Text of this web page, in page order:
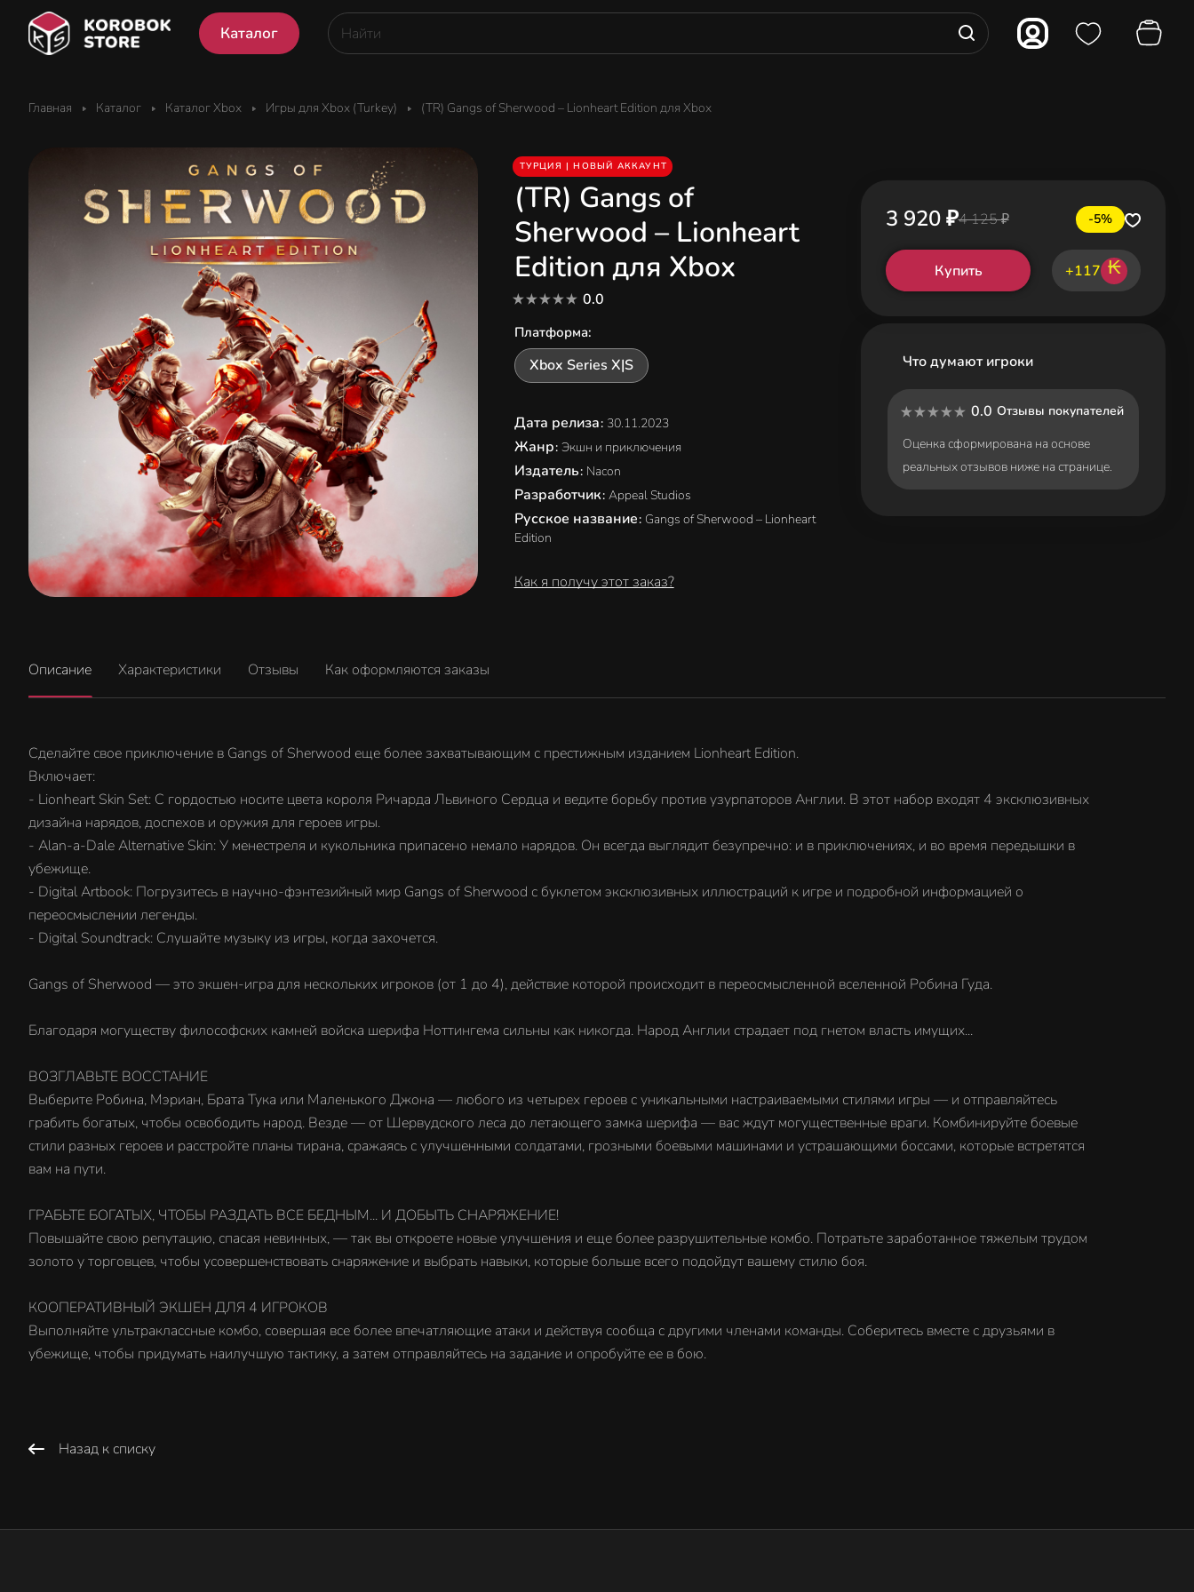
Каталог
Главная Каталог Каталог Xbox Игры для Xbox (Turkey) (TR) Gangs of Sherwood – Lionheart Edition для Xbox
ТУРЦИЯ | НОВЫЙ АККАУНТ
(TR) Gangs of
Sherwood – Lionheart
Edition для Xbox
0.0
Платформа:
Xbox Series X|S
Дата релиза: 30.11.2023
Жанр: Экшн и приключения
Издатель: Nacon
Разработчик: Appeal Studios
Русское название: Gangs of Sherwood – Lionheart
Edition
Как я получу этот заказ?
3 920 ₽4 125 ₽ -5%
Купить +117 ₭
Что думают игроки
0.0 Отзывы покупателей
Оценка сформирована на основе
реальных отзывов ниже на странице.
Описание Характеристики Отзывы Как оформляются заказы
Сделайте свое приключение в Gangs of Sherwood еще более захватывающим с престижным изданием Lionheart Edition.
Включает:
- Lionheart Skin Set: С гордостью носите цвета короля Ричарда Львиного Сердца и ведите борьбу против узурпаторов Англии. В этот набор входят 4 эксклюзивных
дизайна нарядов, доспехов и оружия для героев игры.
- Alan-a-Dale Alternative Skin: У менестреля и кукольника припасено немало нарядов. Он всегда выглядит безупречно: и в приключениях, и во время передышки в
убежище.
- Digital Artbook: Погрузитесь в научно-фэнтезийный мир Gangs of Sherwood с буклетом эксклюзивных иллюстраций к игре и подробной информацией о
переосмыслении легенды.
- Digital Soundtrack: Слушайте музыку из игры, когда захочется.
Gangs of Sherwood — это экшен-игра для нескольких игроков (от 1 до 4), действие которой происходит в переосмысленной вселенной Робина Гуда.
Благодаря могуществу философских камней войска шерифа Ноттингема сильны как никогда. Народ Англии страдает под гнетом власть имущих...
ВОЗГЛАВЬТЕ ВОССТАНИЕ
Выберите Робина, Мэриан, Брата Тука или Маленького Джона — любого из четырех героев с уникальными настраиваемыми стилями игры — и отправляйтесь
грабить богатых, чтобы освободить народ. Везде — от Шервудского леса до летающего замка шерифа — вас ждут могущественные враги. Комбинируйте боевые
стили разных героев и расстройте планы тирана, сражаясь с улучшенными солдатами, грозными боевыми машинами и устрашающими боссами, которые встретятся
вам на пути.
ГРАБЬТЕ БОГАТЫХ, ЧТОБЫ РАЗДАТЬ ВСЕ БЕДНЫМ... И ДОБЫТЬ СНАРЯЖЕНИЕ!
Повышайте свою репутацию, спасая невинных, — так вы откроете новые улучшения и еще более разрушительные комбо. Потратьте заработанное тяжелым трудом
золото у торговцев, чтобы усовершенствовать снаряжение и выбрать навыки, которые больше всего подойдут вашему стилю боя.
КООПЕРАТИВНЫЙ ЭКШЕН ДЛЯ 4 ИГРОКОВ
Выполняйте ультраклассные комбо, совершая все более впечатляющие атаки и действуя сообща с другими членами команды. Соберитесь вместе с друзьями в
убежище, чтобы придумать наилучшую тактику, а затем отправляйтесь на задание и опробуйте ее в бою.
Назад к списку